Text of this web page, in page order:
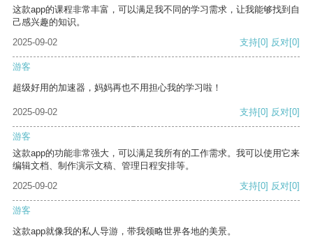
这款app的课程非常丰富，可以满足我不同的学习需求，让我能够找到自
己感兴趣的知识。
2025-09-02
支持[0] 反对[0]
游客
超级好用的加速器，妈妈再也不用担心我的学习啦！
2025-09-02 支持[0] 反对[0]
游客
这款app的功能非常强大，可以满足我所有的工作需求。我可以使用它来
编辑文档、制作演示文稿、管理日程安排等。
2025-09-02
支持[0] 反对[0]
游客
这款app就像我的私人导游，带我领略世界各地的美景。